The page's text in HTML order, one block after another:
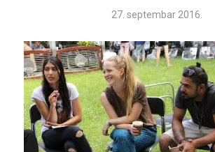
27. septembar 2016.